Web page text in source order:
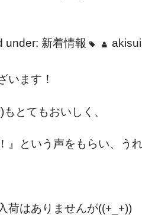
under: 新着情報
います！
とてもおいしく、
』という声をもらい、う
荷はありませんが((+_+))